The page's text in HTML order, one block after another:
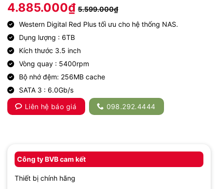
4.885.000₫ 5.599.000₫
Western Digital Red Plus tối ưu cho hệ thống NAS.
Dụng lượng : 6TB
Kích thước 3.5 inch
Vòng quay : 5400rpm
Bộ nhớ đệm: 256MB cache
SATA 3 : 6.0Gb/s
Liên hệ báo giá
098.292.4444
Công ty BVB cam kết
Thiết bị chính hãng